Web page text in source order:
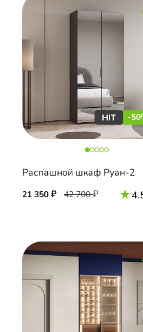
-
Распашной шкаф Руан-2
21 350 42 700